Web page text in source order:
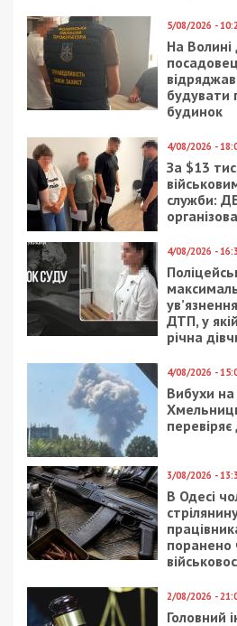
5/08/2026 -
На
будувати
будинок
4/08/2026 -
За $13
служби:
4/08/2026 -
ДТП, у
річна
4/08/2026 -
Вибухи на
перевіряє
3/08/2026 -
В Одесі
поранено
2/08/2026 -
Головний